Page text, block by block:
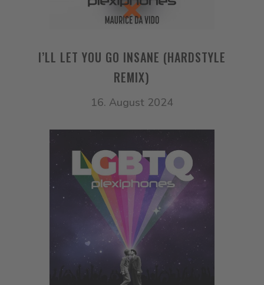
I’LL LET YOU GO INSANE (HARDSTYLE
REMIX)
16. August 2024